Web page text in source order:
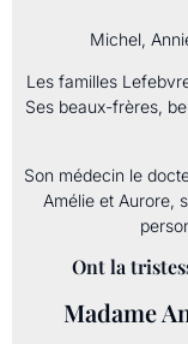
Michel,
Les familles
Ses beaux-frères,
Son médecin le
Amélie et Aurore,
Ont la
Madame